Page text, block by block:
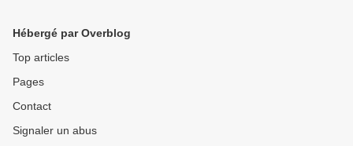
Hébergé par Overblog
Top articles
Pages
Contact
Signaler un abus